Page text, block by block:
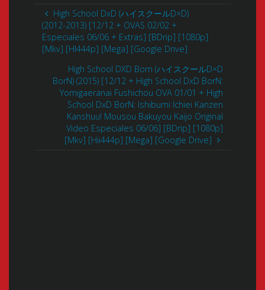
High School DxD (ハイスクールD×D)
(2012-2013) [12/12 + OVAS 02/02 +
Especiales 06/06 + Extras] [BDrip] [1080p]
[Mkv] [HI444p] [Mega] [Google Drive]
High School DXD Born (ハイスクールD×D
BorN) (2015) [12/12 + High School DxD BorN:
Yomigaeranai Fushichou OVA 01/01 + High
School DxD BorN: Ishibumi Ichiei Kanzen
Kanshuu! Mousou Bakuyou Kaijo Original
Video Especiales 06/06] [BDrip] [1080p]
[Mkv] [Hii444p] [Mega] [Google Drive]